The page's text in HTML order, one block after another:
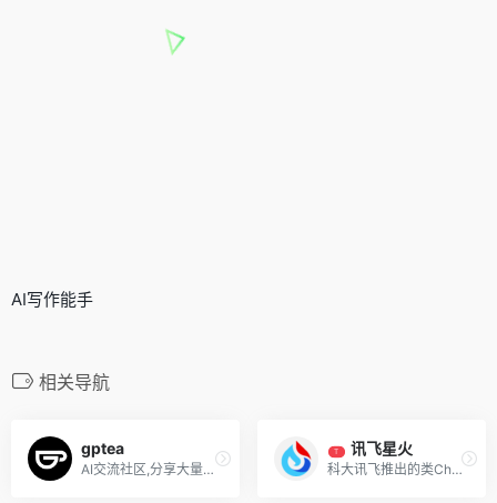
AI写作能手
相关导航
gptea
AI交流社区,分享大量ChatGPT提示词
T 讯飞星火
科大讯飞推出的类ChatGPT的讯飞星火认知大模型